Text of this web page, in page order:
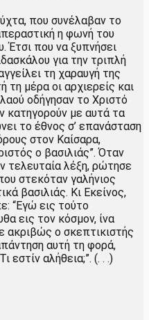
που συνέλαβαν το
η φωνή του
Έτσι που να ξυπνήσει
για την τριπλή
τη χαραυγή της
τη μέρα οι αρχιερείς και
οδήγησαν το Χριστό
κατηγορούν με αυτά τα
το έθνος σ’ επανάσταση
στον Καίσαρα,
ο βασιλιάς”. Όταν
τελευταία λέξη, ρώτησε
στεκόταν γαλήνιος
βασιλιάς. Κι Εκείνος,
“Εγώ εις τούτο
εις τον κόσμον, ίνα
ακριβώς ο σκεπτικιστής
αυτή τη φορά,
εστίν αλήθεια;”. (. . .)